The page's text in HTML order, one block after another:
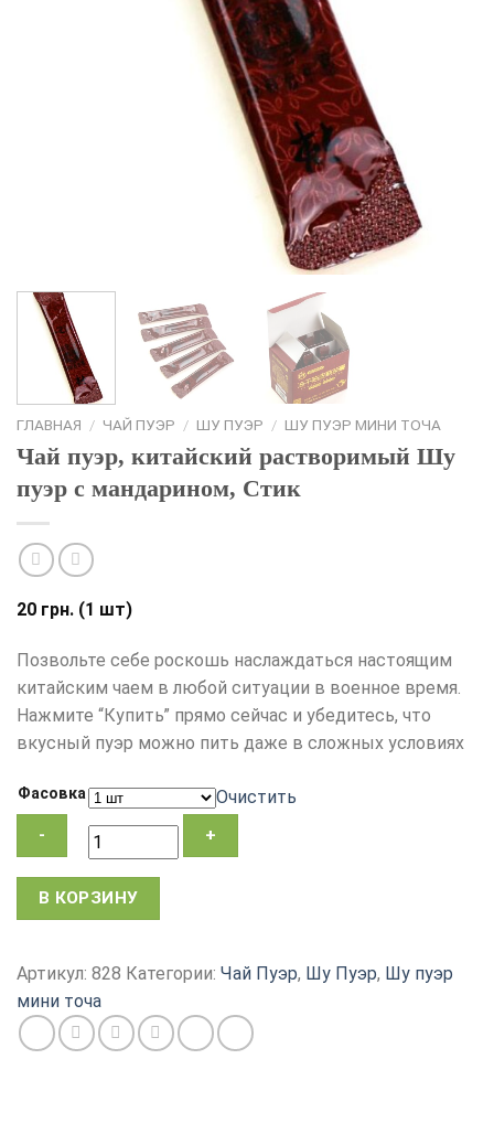
ГЛАВНАЯ / ЧАЙ ПУЭР / ШУ ПУЭР / ШУ ПУЭР МИНИ ТОЧА
Чай пуэр, китайский растворимый Шу
пуэр с мандарином, Стик
20 грн. (1 шт)
Позвольте себе роскошь наслаждаться настоящим
китайским чаем в любой ситуации в военное время.
Нажмите “Купить” прямо сейчас и убедитесь, что
вкусный пуэр можно пить даже в сложных условиях
Фасовка Очистить
Количество
пуэр,
растворимый
Шу
В КОРЗИНУ
Артикул: 828 Категории: Чай Пуэр, Шу Пуэр, Шу пуэр
мини точа